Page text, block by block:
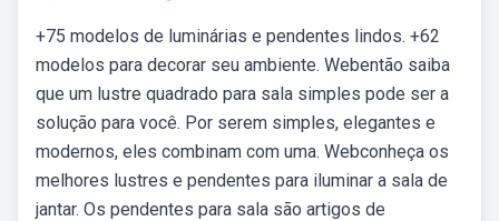
+75 modelos de luminárias e pendentes lindos. +62
modelos para decorar seu ambiente. Webentão saiba
que um lustre quadrado para sala simples pode ser a
solução para você. Por serem simples, elegantes e
modernos, eles combinam com uma. Webconheça os
melhores lustres e pendentes para iluminar a sala de
jantar. Os pendentes para sala são artigos de